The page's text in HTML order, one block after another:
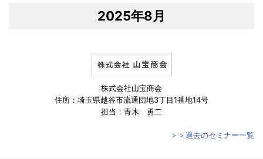
2025年8月
株式会社山宝商会
住所：埼玉県越谷市流通団地3丁目1番地14号
担当：青木 勇二
＞＞過去のセミナー一覧